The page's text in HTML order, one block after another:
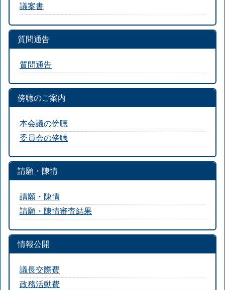
議案書
質問通告
質問通告
傍聴のご案内
本会議の傍聴
委員会の傍聴
請願・陳情
請願・陳情
請願・陳情審査結果
情報公開
議長交際費
政務活動費